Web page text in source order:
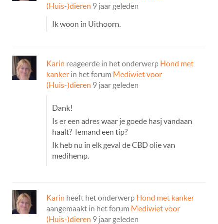
(Huis-)dieren 9 jaar geleden
Ik woon in Uithoorn.
Karin reageerde in het onderwerp Hond met
kanker in het forum Mediwiet voor
(Huis-)dieren 9 jaar geleden
Dank!
Is er een adres waar je goede hasj vandaan
haalt? Iemand een tip?
Ik heb nu in elk geval de CBD olie van
medihemp.
Karin heeft het onderwerp Hond met kanker
aangemaakt in het forum Mediwiet voor
(Huis-)dieren 9 jaar geleden